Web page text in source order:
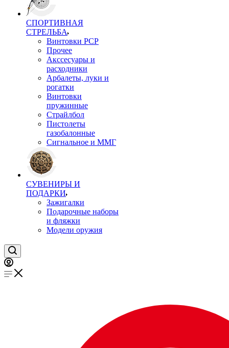
СПОРТИВНАЯ
СТРЕЛЬБА
Винтовки PCP
Прочее
Акссесуары и
расходники
Арбалеты, луки и
рогатки
Винтовки
пружинные
Страйлбол
Пистолеты
газобалонные
Сигнальное и ММГ
СУВЕНИРЫ И
ПОДАРКИ
Зажигалки
Подарочные наборы
и фляжки
Модели оружия